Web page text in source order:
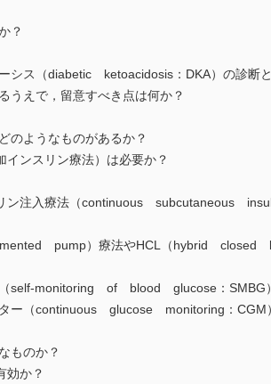
？
ス（diabetic ketoacidosis：DKA）の診断と
えで，留意すべき点は何か？
ようなものがあるか？
ンスリン療法）は必要か？
注入療法（continuous subcutaneous
pump）療法やHCL（hybrid closed
self-monitoring of blood glucose：SMBG）
（continuous glucose monitoring：CGM
ものか？
か？